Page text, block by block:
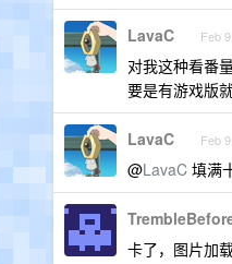
LavaC Feb
对我这种看番
要是有游戏版就
LavaC Feb
@LavaC 填满
卡了，图片加